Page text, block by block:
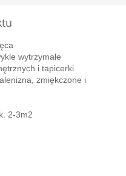
wytrzymałe
i tapicerki
zmiękczone i
2-3m2